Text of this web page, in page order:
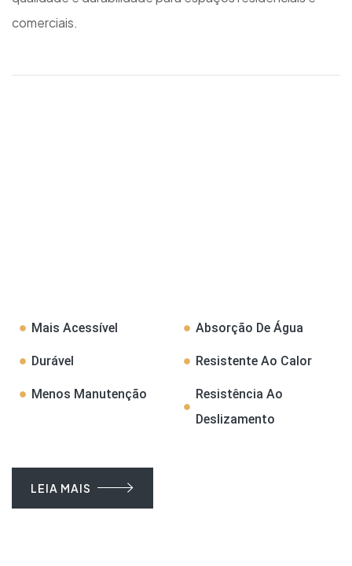
comerciais.
Mais Acessível
Durável
Menos Manutenção
Absorção De Água
Resistente Ao Calor
Resistência Ao
Deslizamento
LEIA MAIS